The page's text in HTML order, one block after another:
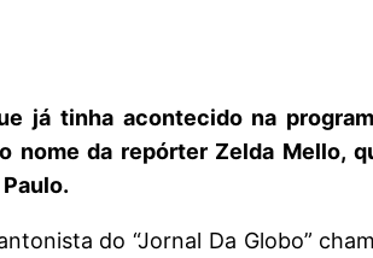
já tinha acontecido na
nome da repórter Zelda Mello,
do “Jornal Da Globo”